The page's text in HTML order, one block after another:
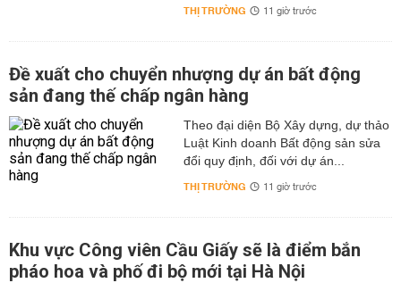
THỊ TRƯỜNG 11 giờ trước
Đề xuất cho chuyển nhượng dự án bất động
sản đang thế chấp ngân hàng
Theo đại diện Bộ Xây dựng, dự thảo
Luật Kinh doanh Bất động sản sửa
đổi quy định, đối với dự án...
THỊ TRƯỜNG 11 giờ trước
Khu vực Công viên Cầu Giấy sẽ là điểm bắn
pháo hoa và phố đi bộ mới tại Hà Nội